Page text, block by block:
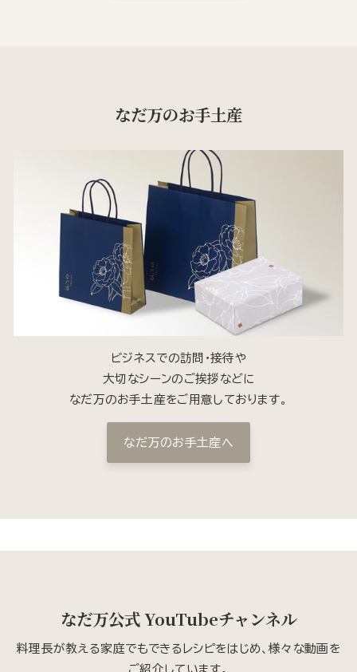
なだ万のお手土産
ビジネスでの訪問・接待や
大切なシーンのご挨拶などに
なだ万のお手土産をご用意しております。
なだ万のお手土産へ
なだ万公式 YouTubeチャンネル
料理長が教える家庭でもできるレシピをはじめ、様々な動画を
ご紹介しています。